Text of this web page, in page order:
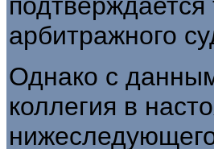
арбитражного
Однако с
коллегия в